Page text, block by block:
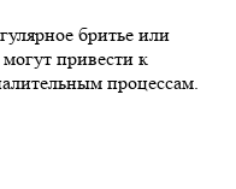
бритье или
привести к
процессам.